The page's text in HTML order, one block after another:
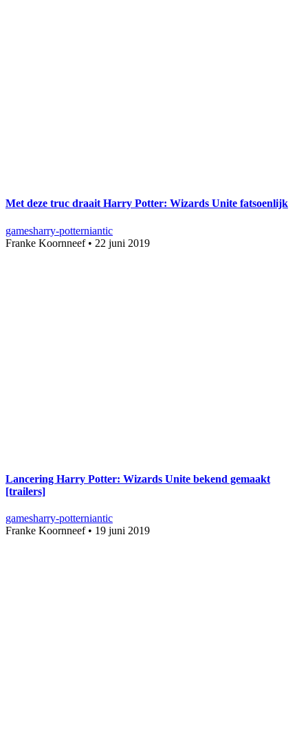
Met deze truc draait Harry Potter: Wizards Unite fatsoenlijk
gamesharry-potterniantic
Franke Koornneef• 22 juni 2019
Lancering Harry Potter: Wizards Unite bekend gemaakt
[trailers]
gamesharry-potterniantic
Franke Koornneef• 19 juni 2019